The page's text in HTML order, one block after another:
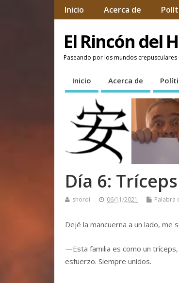
Inicio Acerca de
El Rincón del
Paseando por los mundos crepusculares
Inicio Acerca de
Día 6: Tríceps
shordi 06/11/2021 Palabra
Dejé la mancuerna a un lado, me
—Esta familia es como un
esfuerzo. Siempre unidos.